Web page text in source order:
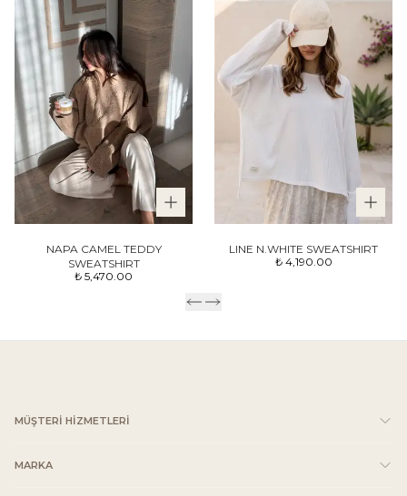
NAPA CAMEL TEDDY
SWEATSHIRT
₺ 5,470.00
LINE N.WHITE SWEATSHIRT
₺ 4,190.00
MÜŞTERİ HİZMETLERİ
MARKA